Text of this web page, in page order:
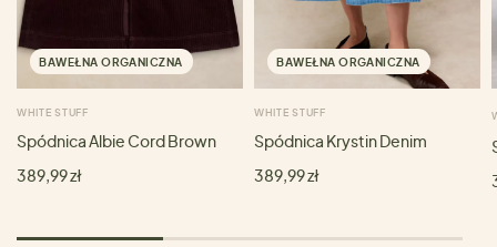
BAWEŁNA ORGANICZNA
WHITE STUFF
Spódnica Albie Cord Brown
389,99 zł
BAWEŁNA ORGANICZNA
WHITE STUFF
Spódnica Krystin Denim
389,99 zł